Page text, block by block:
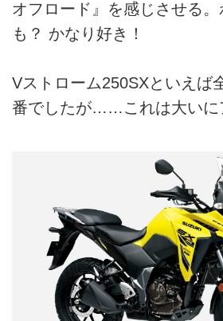
オフロード』を感じさせる
も？ かなり好き！
Vストローム250SXといえば
番でしたが……これは大いに